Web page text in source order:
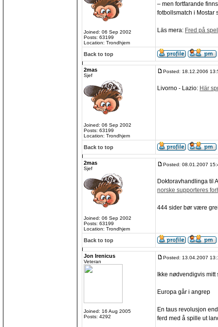
Joined: 06 Sep 2002
Posts: 63199
Location: Trondhjem
– men fortfarande
fotbollsmatch i Mostar
Läs mera: Fred på spel
Back to top
2mas
Sjef
Joined: 06 Sep 2002
Posts: 63199
Location: Trondhjem
Posted: 18.12.2006
Livorno - Lazio: Här
Back to top
2mas
Sjef
Joined: 06 Sep 2002
Posts: 63199
Location: Trondhjem
Posted: 08.01.2007
Doktoravhandlinga til
norske supporteres
444 sider bør være
Back to top
Jon Irenicus
Veteran
Joined: 16 Aug 2005
Posts: 4292
Posted: 13.04.2007
Ikke nødvendigvis
Europa går i angrep
En taus revolusjon
ferd med å spille ut